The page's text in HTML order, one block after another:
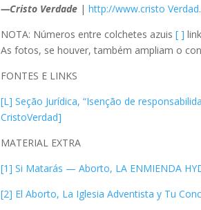
—Cristo Verdade |http://www.cristo
NOTA: Números entre colchetes azuis [ ]
As fotos, se houver, também ampliam o
FONTES E LINKS
[L] Seção Jurídica, “Isenção de
CristoVerdad]
MATERIAL EXTRA
[1] Si Matarás — Aborto, LA ENMIENDA
[2] El Aborto, La Iglesia Adventista y Tu